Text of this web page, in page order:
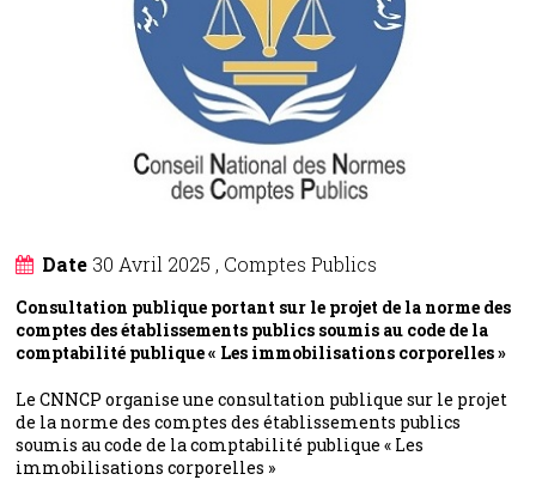
Date 30 Avril 2025 , Comptes Publics
Consultation publique portant sur le projet de la norme des
comptes des établissements publics soumis au code de la
comptabilité publique « Les immobilisations corporelles »
Le CNNCP organise une consultation publique sur le projet
de la norme des comptes des établissements publics
soumis au code de la comptabilité publique « Les
immobilisations corporelles »